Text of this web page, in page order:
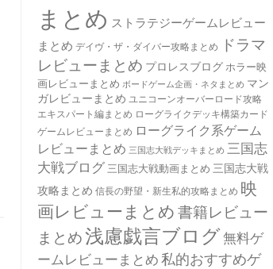
まとめ ストラテジーゲームレビュー
まとめ デイヴ・ザ・ダイバー攻略まとめ
ドラマ
レビューまとめ プロレスブログ ホラー映
画レビューまとめ ボードゲーム企画・ネタまとめ マン
ガレビューまとめ ユニコーンオーバーロード攻略
エキスパート編まとめ ローグライクデッキ構築カード
ゲームレビューまとめ ローグライク系ゲーム
レビューまとめ 三国志大戦デッキまとめ 三国志
大戦ブログ 三国志大戦動画まとめ 三国志大戦
攻略まとめ 信長の野望・新生私的攻略まとめ 映
画レビューまとめ 書籍レビュー
まとめ浅慮戯言ブログ無料ゲ
ームレビューまとめ 私的おすすめゲ